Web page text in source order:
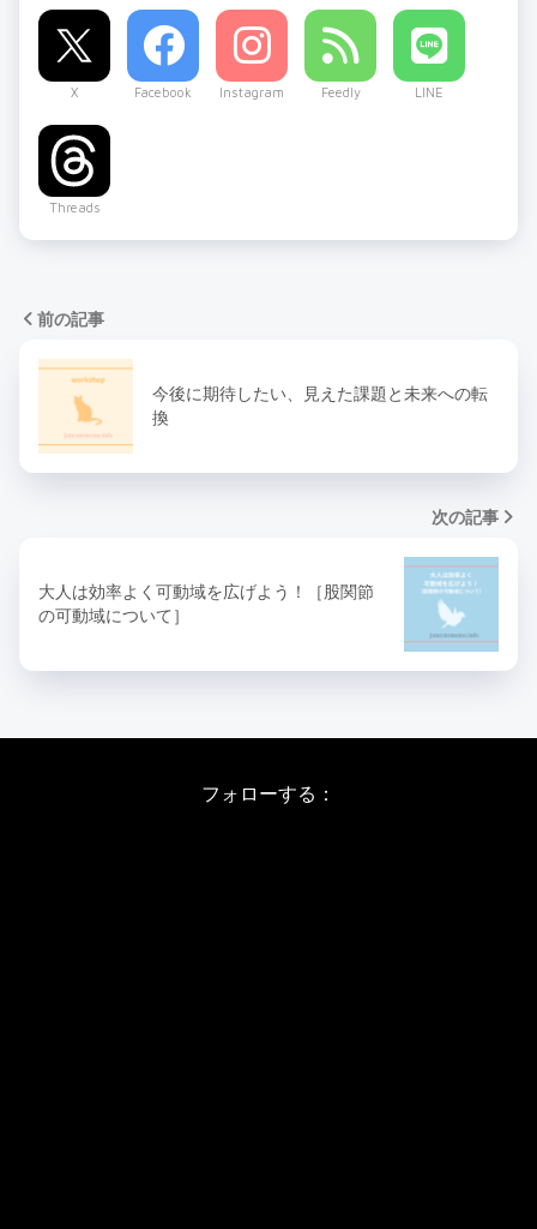
X Facebook Instagram Feedly LINE
Threads
前の記事
今後に期待したい、見えた課題と未来への転
換
次の記事
大人は効率よく可動域を広げよう！［股関節
の可動域について］
フォローする：